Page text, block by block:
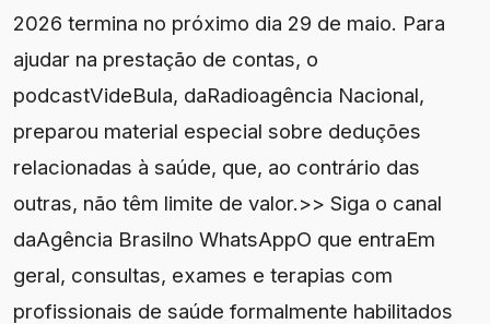
2026 termina no próximo dia 29 de maio. Para
ajudar na prestação de contas, o
podcastVideBula, daRadioagência Nacional,
preparou material especial sobre deduções
relacionadas à saúde, que, ao contrário das
outras, não têm limite de valor.>> Siga o canal
daAgência Brasilno WhatsAppO que entraEm
geral, consultas, exames e terapias com
profissionais de saúde formalmente habilitados